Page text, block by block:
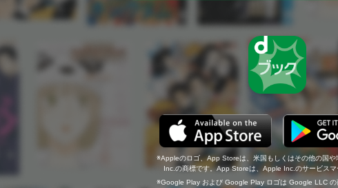
Appleのロゴ、App Storeは、米国もしくはその他の国や
Inc.の商標です。App Storeは、Apple Inc.のサービスマ
Google Play および Google Play ロゴは Google LLC の